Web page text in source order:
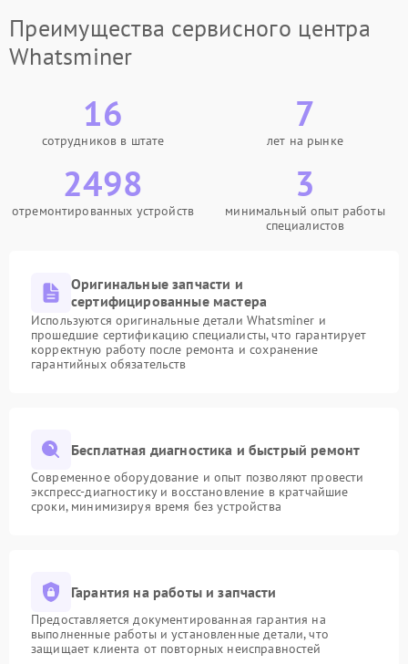
Преимущества сервисного центра
Whatsminer
16
сотрудников в штате
7
лет на рынке
2498
отремонтированных устройств
3
минимальный опыт работы
специалистов
Оригинальные запчасти и
сертифицированные мастера
Используются оригинальные детали Whatsminer и
прошедшие сертификацию специалисты, что гарантирует
корректную работу после ремонта и сохранение
гарантийных обязательств
Бесплатная диагностика и быстрый ремонт
Современное оборудование и опыт позволяют провести
экспресс-диагностику и восстановление в кратчайшие
сроки, минимизируя время без устройства
Гарантия на работы и запчасти
Предоставляется документированная гарантия на
выполненные работы и установленные детали, что
защищает клиента от повторных неисправностей